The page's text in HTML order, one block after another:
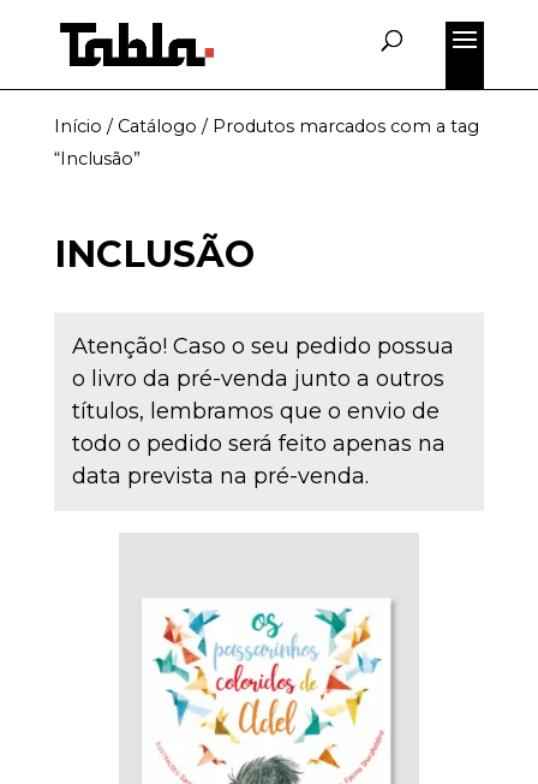
Início / Catálogo / Produtos marcados com a tag
“Inclusão”
INCLUSÃO
Atenção! Caso o seu pedido possua
o livro da pré-venda junto a outros
títulos, lembramos que o envio de
todo o pedido será feito apenas na
data prevista na pré-venda.